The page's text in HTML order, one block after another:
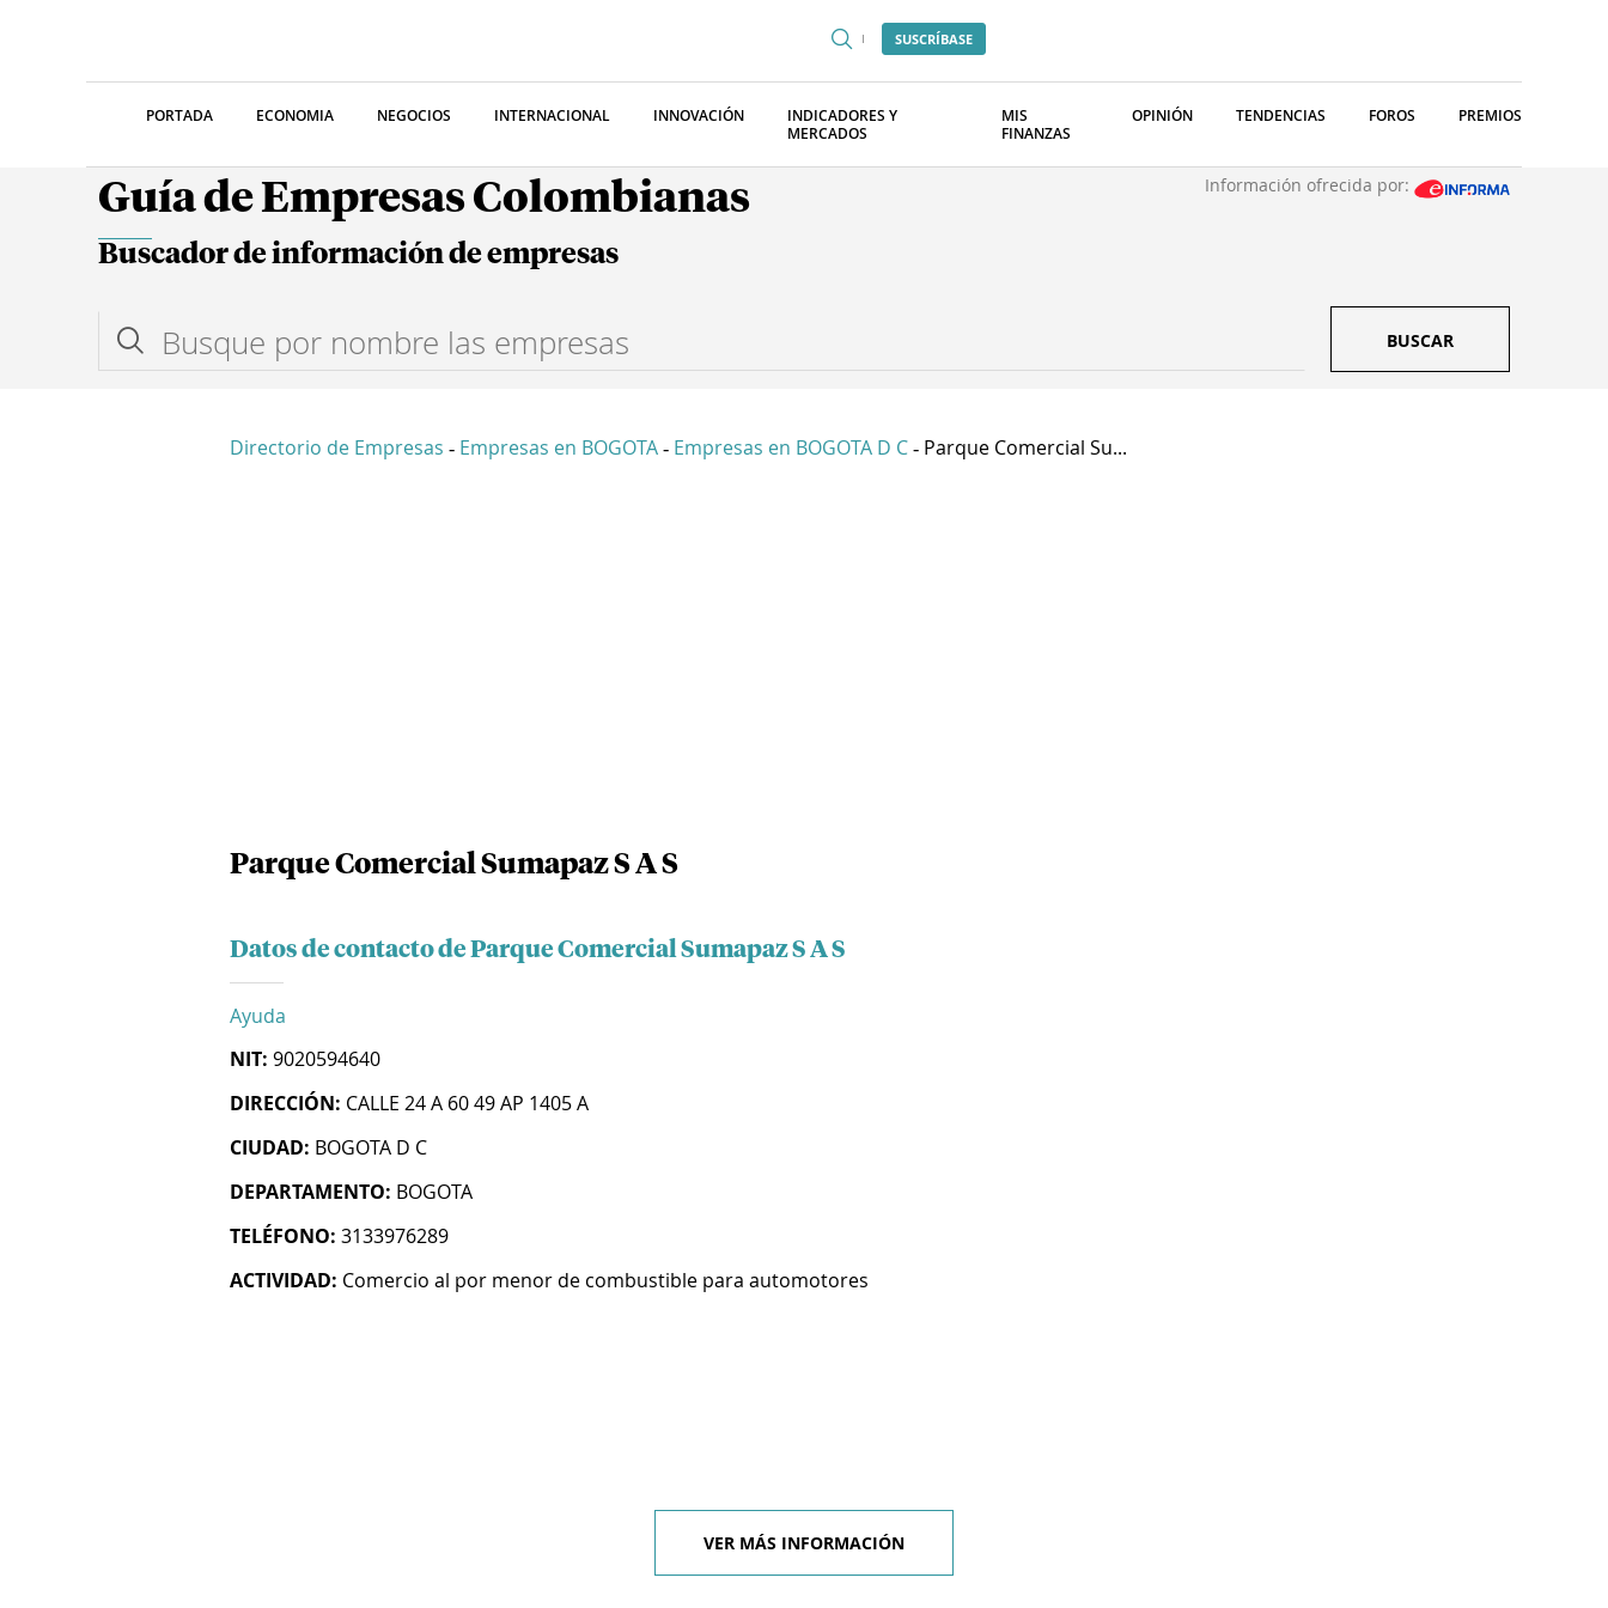
SUSCRÍBASE
PORTADA ECONOMIA NEGOCIOS INTERNACIONAL INNOVACIÓN
INDICADORES Y
MERCADOS
MIS
FINANZAS
OPINIÓN TENDENCIAS FOROS PREMIOS
Guía de Empresas Colombianas Información ofrecida por:
Buscador de información de empresas
BUSCAR
Directorio de Empresas - Empresas en BOGOTA - Empresas en BOGOTA D C - Parque Comercial Su...
Parque Comercial Sumapaz S A S
Datos de contacto de Parque Comercial Sumapaz S A S
Ayuda
NIT: 9020594640
DIRECCIÓN: CALLE 24 A 60 49 AP 1405 A
CIUDAD: BOGOTA D C
DEPARTAMENTO: BOGOTA
TELÉFONO: 3133976289
ACTIVIDAD: Comercio al por menor de combustible para automotores
VER MÁS INFORMACIÓN